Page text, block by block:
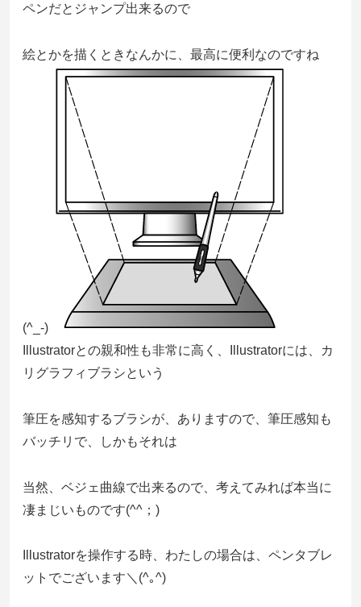
ペンだとジャンプ出来るので
絵とかを描くときなんかに、最高に便利なのですね
(^_-)
Illustratorとの親和性も非常に高く、Illustratorには、カ
リグラフィブラシという
筆圧を感知するブラシが、ありますので、筆圧感知も
バッチリで、しかもそれは
当然、ベジェ曲線で出来るので、考えてみれば本当に
凄まじいものです(^^；)
Illustratorを操作する時、わたしの場合は、ペンタブレ
ットでございます＼(^｡^)